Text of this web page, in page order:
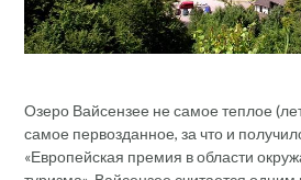
Озеро Вайсензее не самое теплое
самое первозданное, за что и
«Европейская премия в области